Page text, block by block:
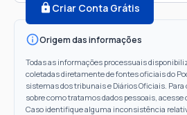
Criar Conta Grátis
Origem das informações
Todas as informações processuais
coletadas diretamente de fontes oficiais do
sistemas dos tribunais e Diários Oficiais.
sobre como tratamos dados pessoais, acesse
Caso identifique alguma inconsistência